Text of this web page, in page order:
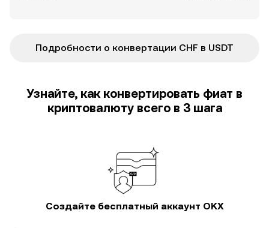
Подробности о конвертации CHF в USDT
Узнайте, как конвертировать фиат в
криптовалюту всего в 3 шага
Создайте бесплатный аккаунт OKX